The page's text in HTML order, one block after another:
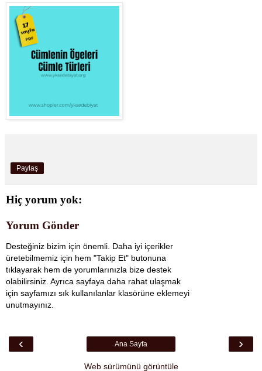
Paylaş
Hiç yorum yok:
Yorum Gönder
Desteğiniz bizim için önemli. Daha iyi içerikler
üretebilmemiz için hem "Takip Et" butonuna
tıklayarak hem de yorumlarınızla bize destek
olabilirsiniz. Ayrıca sayfaya daha rahat ulaşmak
için sayfamızı sık kullanılanlar klasörüne eklemeyi
unutmayınız.
‹ ›
Ana Sayfa
Web sürümünü görüntüle